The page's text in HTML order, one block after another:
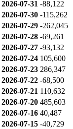
2026-07-31 -88,122
2026-07-30 -115,262
2026-07-29 -262,045
2026-07-28 -69,261
2026-07-27 -93,132
2026-07-24 105,600
2026-07-23 286,347
2026-07-22 -68,500
2026-07-21 110,632
2026-07-20 485,603
2026-07-16 40,487
2026-07-15 -40,729